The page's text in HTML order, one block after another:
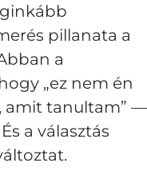
pillanata a
a
„ez nem én
amit tanultam” —
a választás